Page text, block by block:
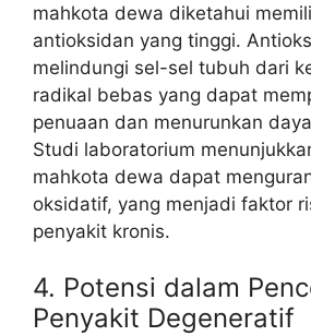
mahkota dewa diketahui
antioksidan yang tinggi.
melindungi sel-sel tubuh dari
radikal bebas yang dapat
penuaan dan menurunkan
Studi laboratorium
mahkota dewa dapat
oksidatif, yang menjadi faktor
penyakit kronis.
4. Potensi dalam
Penyakit Degeneratif